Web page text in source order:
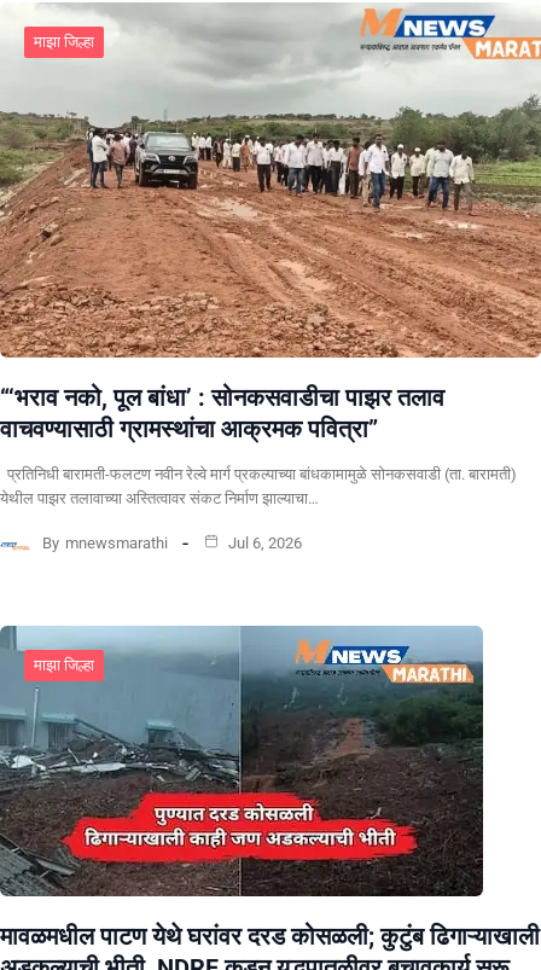
माझा जिल्हा
“‘भराव नको, पूल बांधा’ : सोनकसवाडीचा पाझर तलाव
वाचवण्यासाठी ग्रामस्थांचा आक्रमक पवित्रा”
प्रतिनिधी बारामती-फलटण नवीन रेल्वे मार्ग प्रकल्पाच्या बांधकामामुळे सोनकसवाडी (ता. बारामती)
येथील पाझर तलावाच्या अस्तित्वावर संकट निर्माण झाल्याचा…
By mnewsmarathi Jul 6, 2026
माझा जिल्हा
मावळमधील पाटण येथे घरांवर दरड कोसळली; कुटुंब ढिगाऱ्याखाली